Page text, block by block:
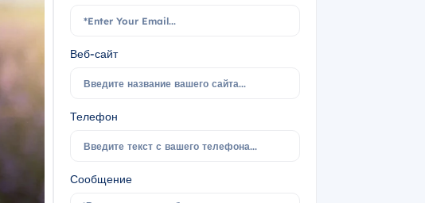
Веб-сайт
Телефон
Сообщение